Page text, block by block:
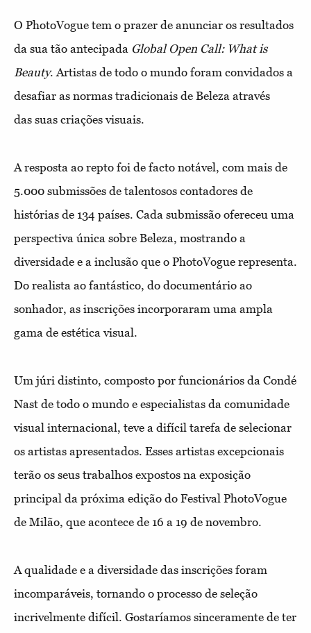
O PhotoVogue tem o prazer de anunciar os resultados
da sua tão antecipada Global Open Call: What is
Beauty. Artistas de todo o mundo foram convidados a
desafiar as normas tradicionais de Beleza através
das suas criações visuais.
A resposta ao repto foi de facto notável, com mais de
5.000 submissões de talentosos contadores de
histórias de 134 países. Cada submissão ofereceu uma
perspectiva única sobre Beleza, mostrando a
diversidade e a inclusão que o PhotoVogue representa.
Do realista ao fantástico, do documentário ao
sonhador, as inscrições incorporaram uma ampla
gama de estética visual.
Um júri distinto, composto por funcionários da Condé
Nast de todo o mundo e especialistas da comunidade
visual internacional, teve a difícil tarefa de selecionar
os artistas apresentados. Esses artistas excepcionais
terão os seus trabalhos expostos na exposição
principal da próxima edição do Festival PhotoVogue
de Milão, que acontece de 16 a 19 de novembro.
A qualidade e a diversidade das inscrições foram
incomparáveis, tornando o processo de seleção
incrivelmente difícil. Gostaríamos sinceramente de ter